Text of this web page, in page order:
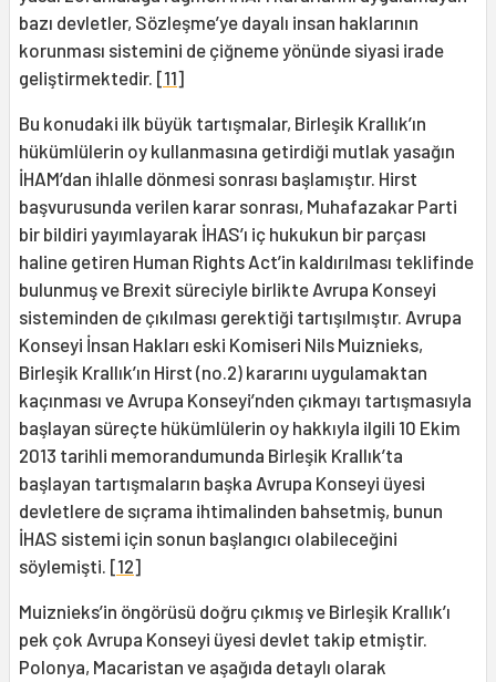
bazı devletler, Sözleşme’ye dayalı insan haklarının
korunması sistemini de çiğneme yönünde siyasi irade
geliştirmektedir. [11]
Bu konudaki ilk büyük tartışmalar, Birleşik Krallık’ın
hükümlülerin oy kullanmasına getirdiği mutlak yasağın
İHAM’dan ihlalle dönmesi sonrası başlamıştır. Hirst
başvurusunda verilen karar sonrası, Muhafazakar Parti
bir bildiri yayımlayarak İHAS’ı iç hukukun bir parçası
haline getiren Human Rights Act’in kaldırılması teklifinde
bulunmuş ve Brexit süreciyle birlikte Avrupa Konseyi
sisteminden de çıkılması gerektiği tartışılmıştır. Avrupa
Konseyi İnsan Hakları eski Komiseri Nils Muiznieks,
Birleşik Krallık’ın Hirst (no.2) kararını uygulamaktan
kaçınması ve Avrupa Konseyi’nden çıkmayı tartışmasıyla
başlayan süreçte hükümlülerin oy hakkıyla ilgili 10 Ekim
2013 tarihli memorandumunda Birleşik Krallık’ta
başlayan tartışmaların başka Avrupa Konseyi üyesi
devletlere de sıçrama ihtimalinden bahsetmiş, bunun
İHAS sistemi için sonun başlangıcı olabileceğini
söylemişti. [12]
Muiznieks’in öngörüsü doğru çıkmış ve Birleşik Krallık’ı
pek çok Avrupa Konseyi üyesi devlet takip etmiştir.
Polonya, Macaristan ve aşağıda detaylı olarak